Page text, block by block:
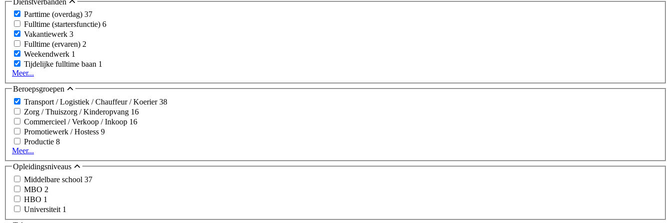
Parttime (overdag) 37
Fulltime (startersfunctie) 6
Vakantiewerk 3
Fulltime (ervaren) 2
Weekendwerk 1
Tijdelijke fulltime baan 1
Meer...
Beroepsgroepen
Transport / Logistiek / Chauffeur / Koerier38
Zorg / Thuiszorg / Kinderopvang 16
Commercieel / Verkoop / Inkoop 16
Promotiewerk / Hostess 9
Productie 8
Meer...
Opleidingsniveaus
Middelbare school 37
MBO 2
HBO 1
Universiteit 1